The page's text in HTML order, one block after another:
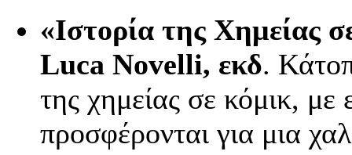
«Ιστορία της Χημείας
Luca Novelli, εκδ.
της χημείας σε κόμικ, με
προσφέρονται για μια